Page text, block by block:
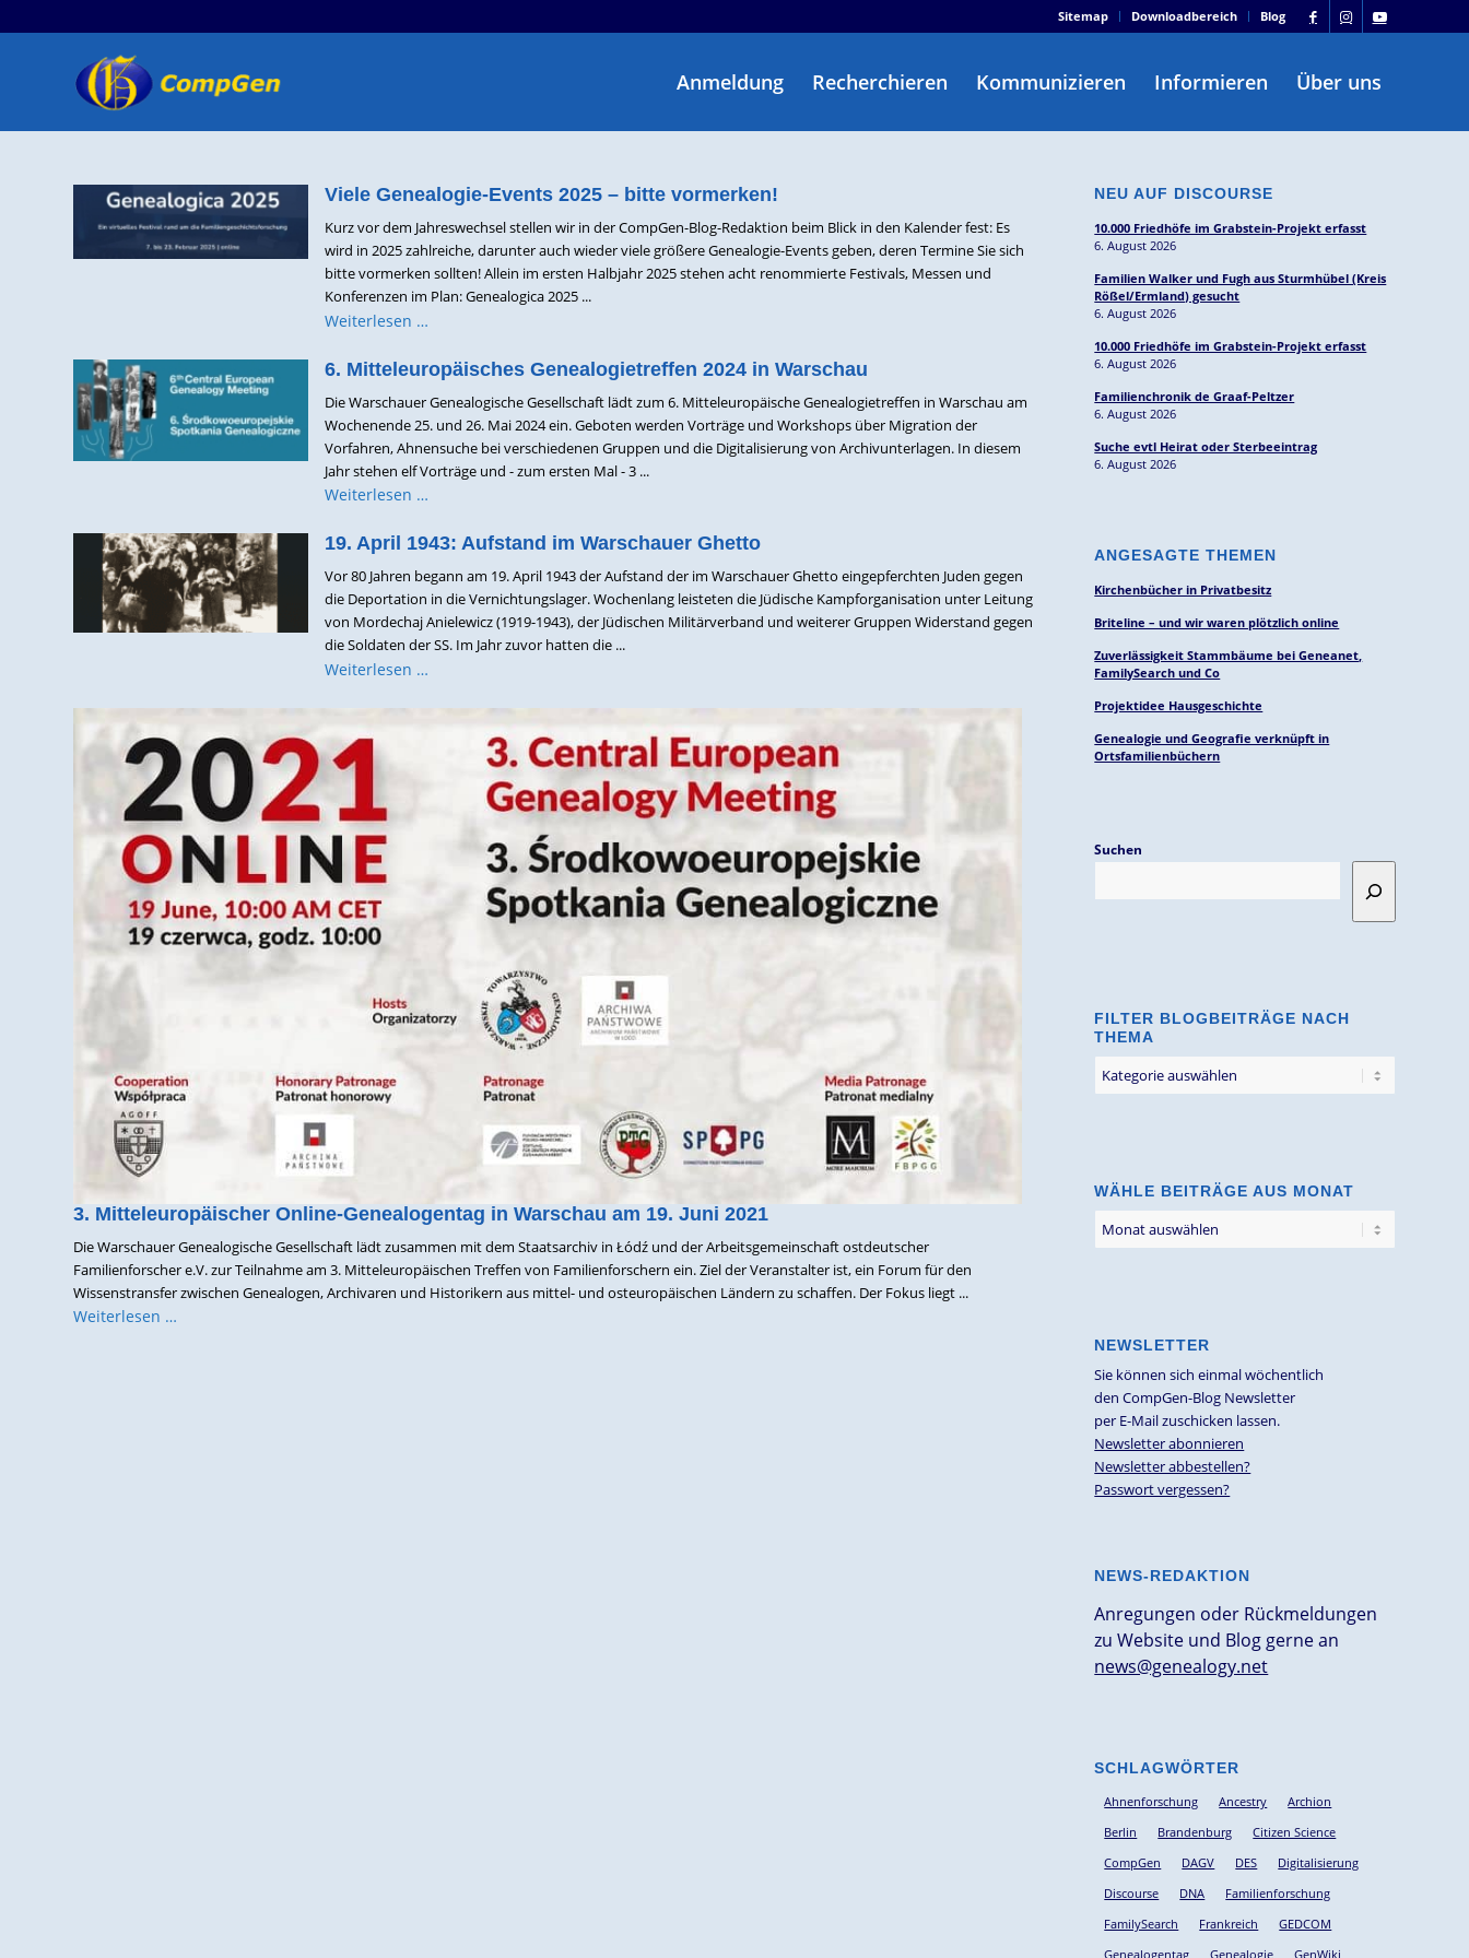
Sitemap Downloadbereich Blog
Anmeldung Recherchieren Kommunizieren Informieren Über uns
Viele Genealogie-Events 2025 – bitte vormerken!
Kurz vor dem Jahreswechsel stellen wir in der CompGen-Blog-Redaktion beim Blick in den Kalender fest: Es
wird in 2025 zahlreiche, darunter auch wieder viele größere Genealogie-Events geben, deren Termine Sie sich
bitte vormerken sollten! Allein im ersten Halbjahr 2025 stehen acht renommierte Festivals, Messen und
Konferenzen im Plan: Genealogica 2025 ...
Weiterlesen …
6. Mitteleuropäisches Genealogietreffen 2024 in Warschau
Die Warschauer Genealogische Gesellschaft lädt zum 6. Mitteleuropäische Genealogietreffen in Warschau am
Wochenende 25. und 26. Mai 2024 ein. Geboten werden Vorträge und Workshops über Migration der
Vorfahren, Ahnensuche bei verschiedenen Gruppen und die Digitalisierung von Archivunterlagen. In diesem
Jahr stehen elf Vorträge und - zum ersten Mal - 3 ...
Weiterlesen …
19. April 1943: Aufstand im Warschauer Ghetto
Vor 80 Jahren begann am 19. April 1943 der Aufstand der im Warschauer Ghetto eingepferchten Juden gegen
die Deportation in die Vernichtungslager. Wochenlang leisteten die Jüdische Kampforganisation unter Leitung
von Mordechaj Anielewicz (1919-1943), der Jüdischen Militärverband und weiterer Gruppen Widerstand gegen
die Soldaten der SS. Im Jahr zuvor hatten die ...
Weiterlesen …
3. Mitteleuropäischer Online-Genealogentag in Warschau am 19. Juni 2021
Die Warschauer Genealogische Gesellschaft lädt zusammen mit dem Staatsarchiv in Łódź und der Arbeitsgemeinschaft ostdeutscher
Familienforscher e.V. zur Teilnahme am 3. Mitteleuropäischen Treffen von Familienforschern ein. Ziel der Veranstalter ist, ein Forum für den
Wissenstransfer zwischen Genealogen, Archivaren und Historikern aus mittel- und osteuropäischen Ländern zu schaffen. Der Fokus liegt ...
Weiterlesen …
NEU AUF DISCOURSE
10.000 Friedhöfe im Grabstein-Projekt erfasst
6. August 2026
Familien Walker und Fugh aus Sturmhübel (Kreis
Rößel/Ermland) gesucht
6. August 2026
10.000 Friedhöfe im Grabstein-Projekt erfasst
6. August 2026
Familienchronik de Graaf-Peltzer
6. August 2026
Suche evtl Heirat oder Sterbeeintrag
6. August 2026
ANGESAGTE THEMEN
Kirchenbücher in Privatbesitz
Briteline – und wir waren plötzlich online
Zuverlässigkeit Stammbäume bei Geneanet,
FamilySearch und Co
Projektidee Hausgeschichte
Genealogie und Geografie verknüpft in
Ortsfamilienbüchern
Suchen
FILTER BLOGBEITRÄGE NACH
THEMA
Blogbeiträge
WÄHLE BEITRÄGE AUS MONAT
NEWSLETTER
Sie können sich einmal wöchentlich
den CompGen-Blog Newsletter
per E-Mail zuschicken lassen.
Newsletter abonnieren
Newsletter abbestellen?
Passwort vergessen?
NEWS-REDAKTION
Anregungen oder Rückmeldungen
zu Website und Blog gerne an
news@genealogy.net
SCHLAGWÖRTER
Ahnenforschung Ancestry
Archion
Berlin
Brandenburg
Citizen Science
CompGen
DAGV DES
Digitalisierung
Discourse
DNA
Familienforschung
FamilySearch
Frankreich
GEDCOM
Genealogentag
Genealogie
GenWiki